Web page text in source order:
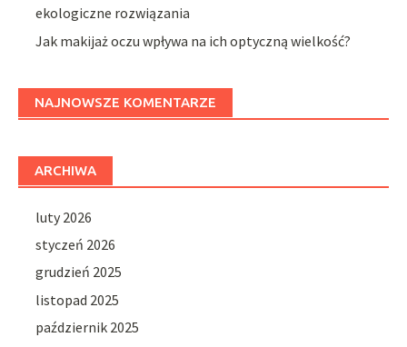
ekologiczne rozwiązania
Jak makijaż oczu wpływa na ich optyczną wielkość?
NAJNOWSZE KOMENTARZE
ARCHIWA
luty 2026
styczeń 2026
grudzień 2025
listopad 2025
październik 2025